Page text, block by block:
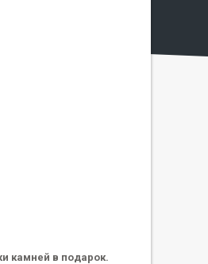
камней в подарок.